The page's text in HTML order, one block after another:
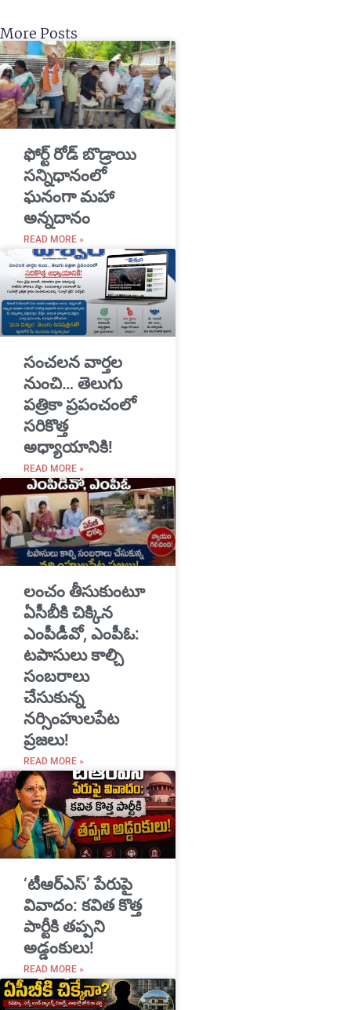
More Posts
​ఫోర్ట్ రోడ్ బొడ్రాయి
సన్నిధానంలో
ఘనంగా మహా
అన్నదానం
READ MORE »
సంచలన వార్తల
నుంచి… తెలుగు
పత్రికా ప్రపంచంలో
సరికొత్త
అధ్యాయానికి!
READ MORE »
​లంచం తీసుకుంటూ
ఏసీబీకి చిక్కిన
ఎంపీడీవో, ఎంపీఓ:
టపాసులు కాల్చి
సంబరాలు
చేసుకున్న
నర్సింహులపేట
ప్రజలు!
READ MORE »
‘టీఆర్ఎస్’ పేరుపై
వివాదం: కవిత కొత్త
పార్టీకి తప్పని
అడ్డంకులు!
READ MORE »